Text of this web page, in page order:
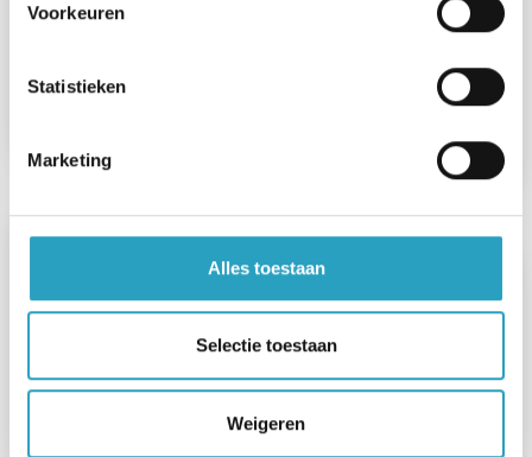
Voorkeuren
Statistieken
Marketing
Alles toestaan
Selectie toestaan
Weigeren
Meerdere locaties
Bijbaan verzorgende IG
00 - 24 uur
Utrecht, IJsselstein, Lopik